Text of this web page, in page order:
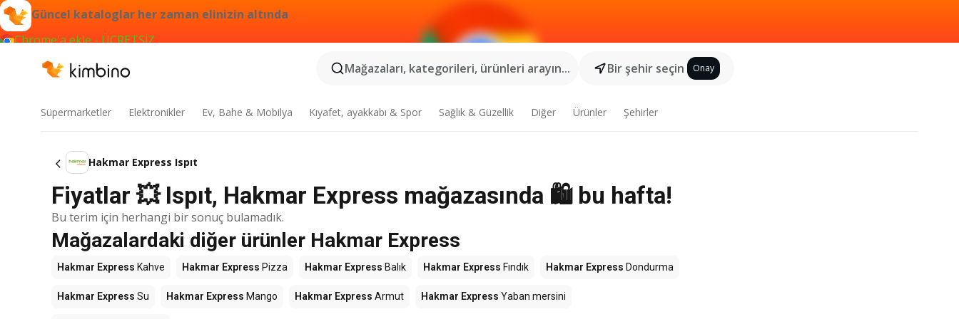
Güncel kataloglar her zaman elinizin altında
Chrome'a ekle - ÜCRETSİZ
Mağazaları, kategorileri, ürünleri arayın...
Bir şehir seçin Onay
Süpermarketler Elektronikler Ev, Bahe & Mobilya Kıyafet, ayakkabı & Spor Sağlık & Güzellik Diğer Ürünler Şehirler
Hakmar Express Ispıt
Fiyatlar 💥 Ispıt, Hakmar Express mağazasında 🛍️ bu hafta!
Bu terim için herhangi bir sonuç bulamadık.
Mağazalardaki diğer ürünler Hakmar Express
Hakmar Express Kahve Hakmar Express Pizza Hakmar Express Balık Hakmar Express Fındık Hakmar Express Dondurma
Hakmar Express Su Hakmar Express Mango Hakmar Express Armut Hakmar Express Yaban mersini